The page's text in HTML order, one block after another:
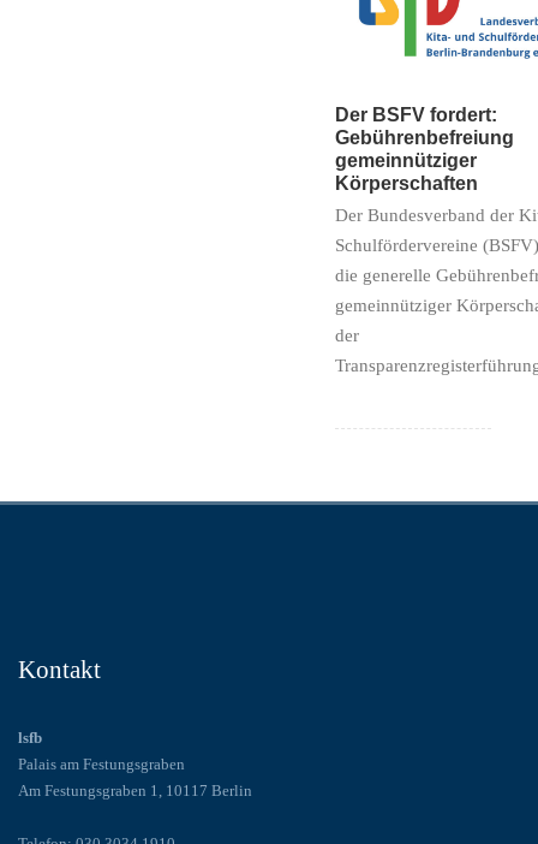
Der BSFV fordert:
Gebührenbefreiung
gemeinnütziger
Körperschaften
Der Bundesverband der
Schulfördervereine
die generelle
gemeinnütziger
der
Kontakt
lsfb
Palais am Festungsgraben
Am Festungsgraben 1, 10117 Berlin